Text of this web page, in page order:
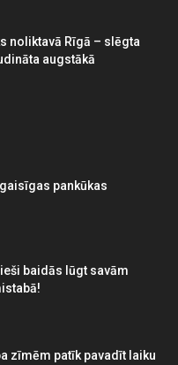
noliktavā Rīgā – slēgta
augstākā
pankūkas
baidās lūgt savām
zīmēm patīk pavadīt laiku